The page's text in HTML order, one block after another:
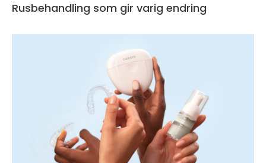
Rusbehandling som gir varig endring